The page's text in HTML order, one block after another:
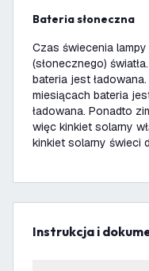
Bateria słoneczna
Czas świecenia
(słonecznego)
bateria jest
miesiącach bateria
ładowana. Ponadto
więc kinkiet solarny
kinkiet solarny świeci
Instrukcja i